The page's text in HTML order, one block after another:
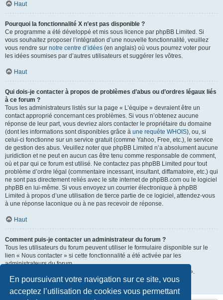
En poursuivant votre navigation sur ce site, vous
acceptez l’utilisation de cookies vous permettant
Haut
Pourquoi la fonctionnalité X n’est pas disponible ?
Ce programme a été développé et mis sous licence par phpBB Limited. Si
vous souhaitez proposer l’intégration d’une nouvelle fonctionnalité, veuillez
vous rendre sur notre centre d’idées (en anglais) où vous pourrez voter pour
les idées soumises par d’autres utilisateurs et suggérer les vôtres.
Haut
Qui dois-je contacter à propos de problèmes d’abus ou d’ordres légaux liés
à ce forum ?
Tous les administrateurs listés sur la page « L’équipe » devraient être un
contact approprié concernant ces problèmes. Si vous n’obtenez aucune
réponse de leur part, vous devriez alors contacter le propriétaire du domaine
(dont les informations sont disponibles grâce à une requête WHOIS), ou, si
celui-ci fonctionne sur un service gratuit (comme Yahoo, Free, etc.), le service
de gestion des abus. Veuillez noter que phpBB Limited n’a absolument aucune
juridiction et ne peut en aucun cas être tenu comme responsable de comment,
où et par qui ce forum est utilisé. Ne contactez pas phpBB Limited pour tout
problème d’ordre légal (commentaire incessant, insultant, diffamatoire, etc.) qui
ne sont pas directement reliés avec le site internet de phpBB.com ou le logiciel
phpBB en lui-même. Si vous envoyez un courrier électronique à phpBB
Limited à propos d’une utilisation de tierce partie de ce logiciel, attendez-vous
à une réponse laconique ou à ne pas recevoir de réponse.
Haut
Comment puis-je contacter un administrateur du forum ?
Tous les utilisateurs du forum peuvent utiliser le formulaire disponible sur le
lien « Nous contacter » si cette fonctionnalité a été activée par les
administrateurs du forum.
Les membres du forum peuvent également utiliser le lien « L’équipe ».